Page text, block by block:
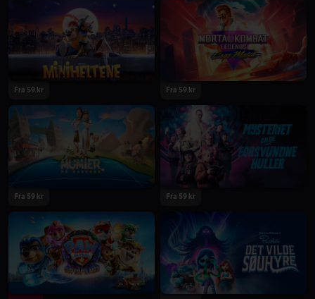
2023
2023
Fra 59 kr
2023
Fra 59 kr
2023
Fra 59 kr
2023
Fra 59 kr